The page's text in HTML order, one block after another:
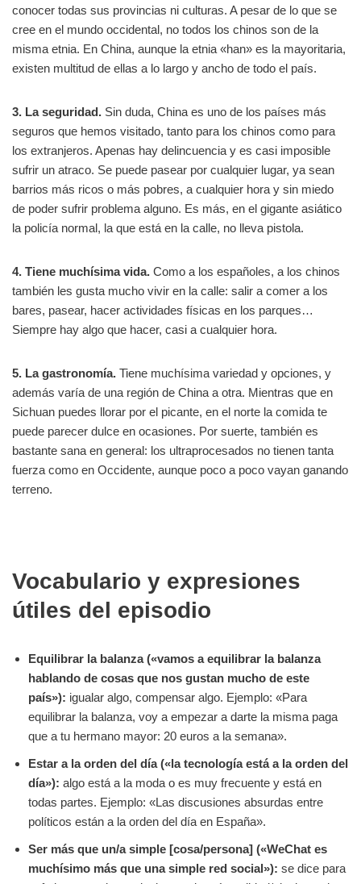
conocer todas sus provincias ni culturas. A pesar de lo que se
cree en el mundo occidental, no todos los chinos son de la
misma etnia. En China, aunque la etnia «han» es la mayoritaria,
existen multitud de ellas a lo largo y ancho de todo el país.
3. La seguridad. Sin duda, China es uno de los países más
seguros que hemos visitado, tanto para los chinos como para
los extranjeros. Apenas hay delincuencia y es casi imposible
sufrir un atraco. Se puede pasear por cualquier lugar, ya sean
barrios más ricos o más pobres, a cualquier hora y sin miedo
de poder sufrir problema alguno. Es más, en el gigante asiático
la policía normal, la que está en la calle, no lleva pistola.
4. Tiene muchísima vida. Como a los españoles, a los chinos
también les gusta mucho vivir en la calle: salir a comer a los
bares, pasear, hacer actividades físicas en los parques…
Siempre hay algo que hacer, casi a cualquier hora.
5. La gastronomía. Tiene muchísima variedad y opciones, y
además varía de una región de China a otra. Mientras que en
Sichuan puedes llorar por el picante, en el norte la comida te
puede parecer dulce en ocasiones. Por suerte, también es
bastante sana en general: los ultraprocesados no tienen tanta
fuerza como en Occidente, aunque poco a poco vayan ganando
terreno.
Vocabulario y expresiones
útiles del episodio
Equilibrar la balanza («vamos a equilibrar la balanza
hablando de cosas que nos gustan mucho de este
país»): igualar algo, compensar algo. Ejemplo: «Para
equilibrar la balanza, voy a empezar a darte la misma paga
que a tu hermano mayor: 20 euros a la semana».
Estar a la orden del día («la tecnología está a la orden del
día»): algo está a la moda o es muy frecuente y está en
todas partes. Ejemplo: «Las discusiones absurdas entre
políticos están a la orden del día en España».
Ser más que un/a simple [cosa/persona] («WeChat es
muchísimo más que una simple red social»): se dice para